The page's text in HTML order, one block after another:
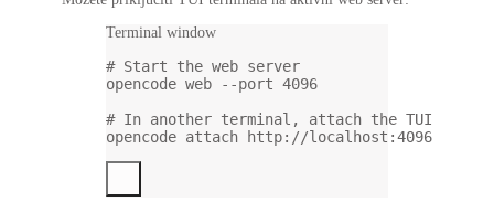
Terminal window
# Start the web server
opencode web --port 4096
# In another terminal, attach the TUI
opencode attach http://localhost:4096